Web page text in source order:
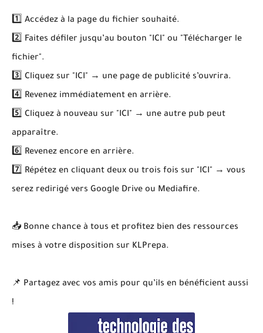
1️⃣ Accédez à la page du fichier souhaité.
2️⃣ Faites défiler jusqu’au bouton "ICI" ou "Télécharger le
fichier".
3️⃣ Cliquez sur "ICI" → une page de publicité s’ouvrira.
4️⃣ Revenez immédiatement en arrière.
5️⃣ Cliquez à nouveau sur "ICI" → une autre pub peut
apparaître.
6️⃣ Revenez encore en arrière.
7️⃣ Répétez en cliquant deux ou trois fois sur "ICI" → vous
serez redirigé vers Google Drive ou Mediafire.
📥 Bonne chance à tous et profitez bien des ressources
mises à votre disposition sur KLPrepa.
📌 Partagez avec vos amis pour qu’ils en bénéficient aussi
!